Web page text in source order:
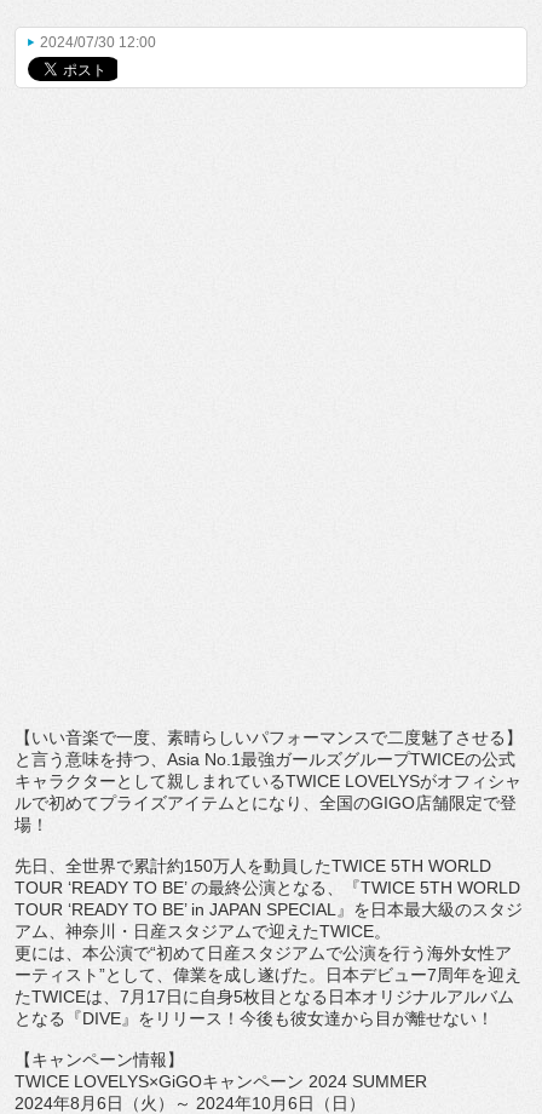
2024/07/30 12:00
【いい音楽で一度、素晴らしいパフォーマンスで二度魅了させる】
と言う意味を持つ、Asia No. 1最強ガールズグループTWICEの公式
キャラクターとして親し まれているTWICE LOVELYSがオフィシャ
ルで初めてプライズアイテムとになり
、全国のGIGO店舗限定で登
場！
先日、全世界で累計約150万人を動員したTWICE 5TH WORLD
TOUR ‘READY TO BE’ の最終公演となる、『TWICE 5TH WORLD
TOUR ‘READY TO BE’ in JAPAN SPECIAL』を日本最大級のスタジ
アム、神奈川・ 日産スタジアムで迎えたTWICE。
更には、本公演で“初めて日産スタジアムで公演を行う海外女性ア
ーティスト”として、偉業を成し遂げた。
日本デビュー7周年を迎え
たTWICEは、 7月17日に自身5枚目となる日本オリジナルアルバム
となる『DIVE』をリリース！今後も彼女達から目が離せない！
【キャンペーン情報】
TWICE LOVELYS×GiGOキャンペーン 2024 SUMMER
2024年8月6日（火）～ 2024年10月6日（日）